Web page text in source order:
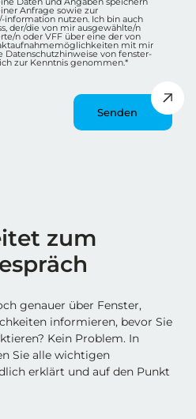
Anfrage sowie zur
information nutzen. Ich bin auch
der/die von mir ausgewählte/n
n oder VFF über eine der von
mit mir
Datenschutzhinweise von fenster-
zur Kenntnis genommen.*
zum
genauer über Fenster,
informieren, bevor Sie
Kein Problem. In
Sie alle wichtigen
erklärt und auf den Punkt